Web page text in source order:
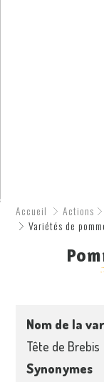
Accueil Actions
Variétés de
Nom de la
Tête de Brebis
Synonymes